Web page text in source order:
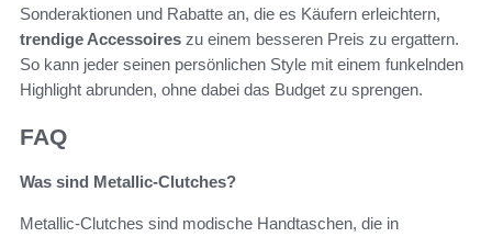
Sonderaktionen und Rabatte an, die es Käufern erleichtern,
trendige Accessoires zu einem besseren Preis zu ergattern.
So kann jeder seinen persönlichen Style mit einem funkelnden
Highlight abrunden, ohne dabei das Budget zu sprengen.
FAQ
Was sind Metallic-Clutches?
Metallic-Clutches sind modische Handtaschen, die in